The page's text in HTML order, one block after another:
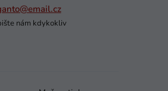
nám kdykokliv